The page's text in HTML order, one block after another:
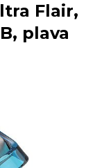
Flair,
plava